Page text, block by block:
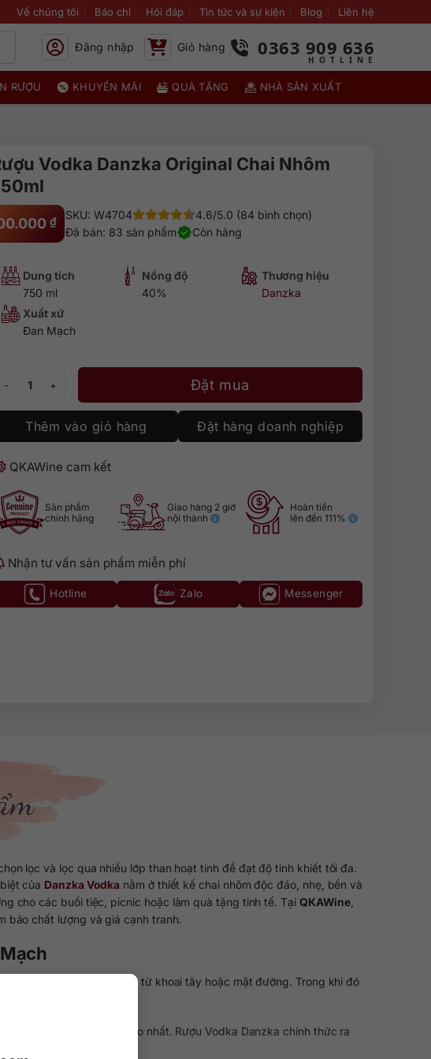
Về chúng tôi Báo chí Hỏi đáp Tin tức và sự kiện Blog Liên hệ
Đăng nhập Giỏ hàng 0363 909 636
RƯỢU KHUYẾN MÃI QUÀ TẶNG NHÀ SẢN XUẤT
Vodka Danzka Original Chai Nhôm
₫ SKU: W4704
4.6/5.0 (84 bình chọn)
Đã bán: 83 sản phẩm
Còn hàng
Dung tích
750 ml
Nồng độ
40%
Thương hiệu
Danzka
Xuất xứ
Đan Mạch
Rượu Vodka Danzka Original Chai Nhôm 750ml số lượng
Đặt mua
Thêm vào giỏ hàng Đặt hàng doanh nghiệp
QKAWine cam kết
Sản phẩm
chính hãng
Giao hàng 2 giờ
nội thành
Hoàn tiền
lên đến 111%
Nhận tư vấn sản phẩm miễn phí
Hotline Zalo Messenger
lọc và lọc qua nhiều lớp than hoạt tính để đạt độ tinh khiết tối đa.
của Danzka Vodka nằm ở thiết kế chai nhôm độc đáo, nhẹ, bền và
cho các buổi tiệc, picnic hoặc làm quà tặng tinh tế. Tại QKAWine
bảo chất lượng và giá cạnh tranh.
này đều được chưng cất từ khoai tây hoặc mật đường. Trong khi đó
rượu đạt độ tinh khiết cao nhất. Rượu Vodka Danzka chính thức ra
gia.